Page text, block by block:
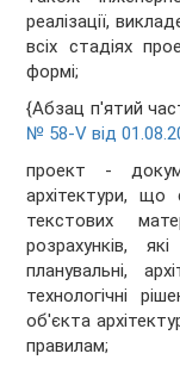
реалізації,
всіх стадіях
формі;
{Абзац п'ятий
№ 58-V від
проект -
архітектури, що
текстових
розрахунків,
планувальні,
технологічні
об'єкта
правилам;